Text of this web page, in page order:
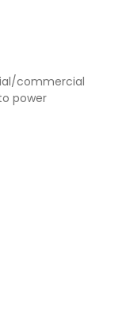
commercial
power